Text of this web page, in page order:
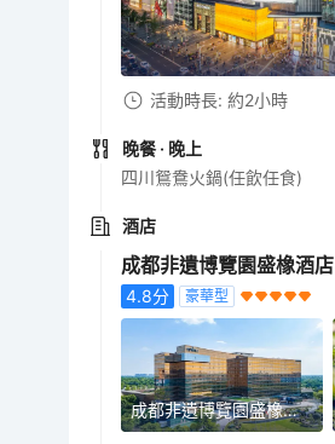
活動時長: 約2小時
晚餐 · 晚上
四川鴛鴦火鍋(任飲任食)
酒店
成都非遺博覽園盛橡酒店
4.8分 豪華型
成都非遺博覽園盛橡酒店